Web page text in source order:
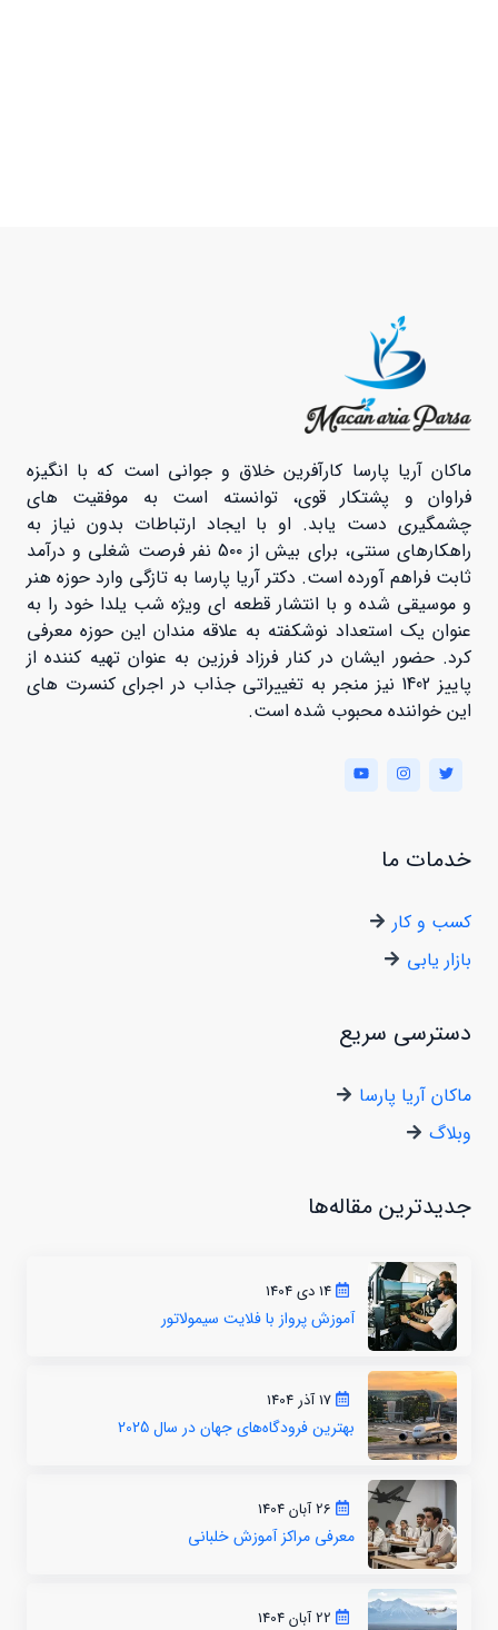
ماکان آریا پارسا کارآفرین خلاق و جوانی است که با انگیزه
فراوان و پشتکار قوی، توانسته است به موفقیت های
چشمگیری دست یابد. او با ایجاد ارتباطات بدون نیاز به
راهکارهای سنتی، برای بیش از 5۰۰ نفر فرصت شغلی و درآمد
ثابت فراهم آورده است. دکتر آریا پارسا به تازگی وارد حوزه هنر
و موسیقی شده و با انتشار قطعه ای ویژه شب یلدا خود را به
عنوان یک استعداد نوشکفته به علاقه مندان این حوزه معرفی
کرد. حضور ایشان در کنار فرزاد فرزین به عنوان تهیه کننده از
پاییز 1402 نیز منجر به تغییراتی جذاب در اجرای کنسرت های
این خواننده محبوب شده است.
خدمات ما
کسب و کار
بازار یابی
دسترسی سریع
ماکان آریا پارسا
وبلاگ
جدیدترین مقاله‌ها
14 دی 1404
آموزش پرواز با فلایت سیمولاتور
17 آذر 1404
بهترین فرودگاه‌های جهان در سال 2025
معرفی مراکز آموزش خلبانی